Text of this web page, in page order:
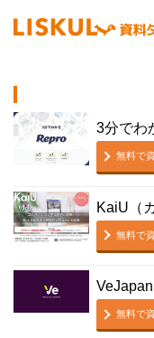
3分でわ
無料で
KaiU（
無料で
無料で